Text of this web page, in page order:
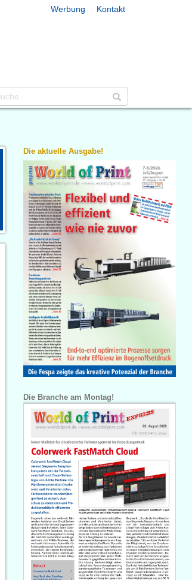
Werbung Kontakt
Die aktuelle Ausgabe!
Die Branche am Montag!